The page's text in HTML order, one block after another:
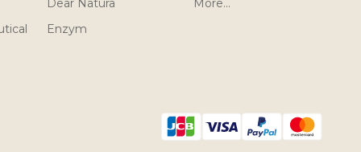
Dear Natura
Enzym
More...